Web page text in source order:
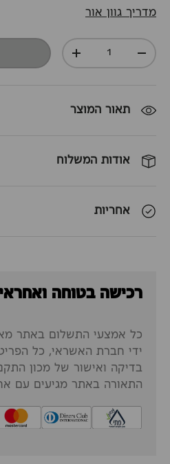
מדריך גוון אור
כמות
-
+
תאור המוצר
אודות המשלוח
אחריות
רכישה בטוחה
כל אמצעי התשלום באתר
ידי חברת האשראי, כל
בדיקה ואישור של מכון
התאורה באתר מגיעים עם